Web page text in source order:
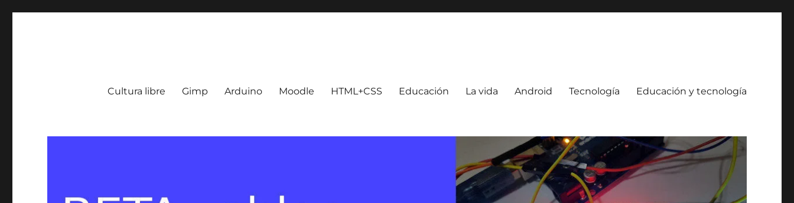
Cultura libre Gimp Arduino Moodle HTML+CSS Educación La vida Android Tecnología Educación y tecnología